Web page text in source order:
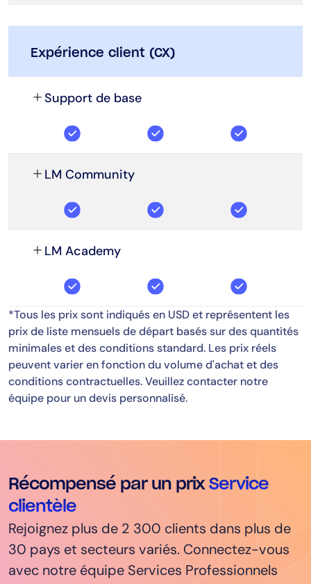
Expérience client (CX)
Support de base
LM Community
LM Academy
*Tous les prix sont indiqués en USD et représentent les
prix de liste mensuels de départ basés sur des quantités
minimales et des conditions standard. Les prix réels
peuvent varier en fonction du volume d'achat et des
conditions contractuelles. Veuillez contacter notre
équipe pour un devis personnalisé.
Récompensé par un prix Service
clientèle
Rejoignez plus de 2 300 clients dans plus de
30 pays et secteurs variés. Connectez-vous
avec notre équipe Services Professionnels